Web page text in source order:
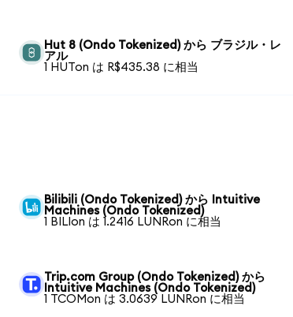
Hut 8 (Ondo Tokenized) から ブラジル・レ
アル
1 HUTon は R$435.38 に相当
Bilibili (Ondo Tokenized) から Intuitive
Machines (Ondo Tokenized)
1 BILIon は 1.2416 LUNRon に相当
Trip.com Group (Ondo Tokenized) から
Intuitive Machines (Ondo Tokenized)
1 TCOMon は 3.0639 LUNRon に相当